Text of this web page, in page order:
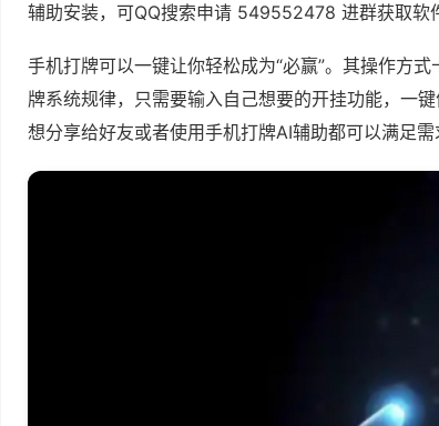
辅助安装，可QQ搜索申请 549552478 进群获取软
手机打牌可以一键让你轻松成为“必赢”。其操作方
牌系统规律，只需要输入自己想要的开挂功能，一
想分享给好友或者使用手机打牌AI辅助都可以满足需